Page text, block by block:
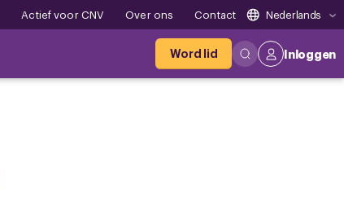
Actief voor CNV Over ons Contact Nederlands
Word lid Inloggen